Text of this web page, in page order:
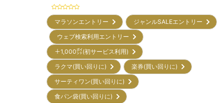
マラソンエントリー
ジャンルSALEエントリー
ウェブ検索利用エントリー
＋1,000㌽(初サービス利用)
ラクマ(買い回りに)
楽券(買い回りに)
サーティワン(買い回りに)
食パン袋(買い回りに)